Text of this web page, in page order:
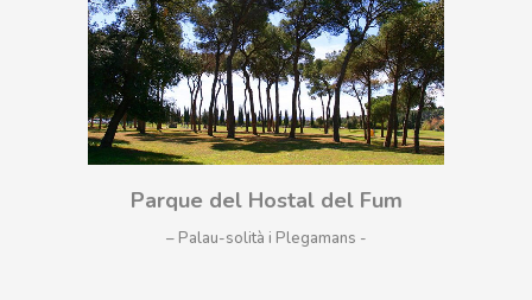
Parque del Hostal del Fum
– Palau-solità i Plegamans